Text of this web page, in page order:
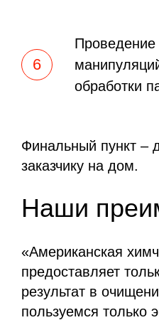
Проведение
обработки
Финальный пункт –
заказчику на дом.
Наши
«Американская
предоставляет
результат в
пользуемся только